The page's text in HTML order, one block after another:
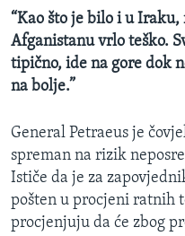
“Kao što je bilo i u
Afganistanu vrlo teško.
tipično, ide na gore dok
na bolje.”
General Petraeus je
spreman na rizik
Ističe da je za
pošten u procjeni ratnih
procjenjuju da će zbog